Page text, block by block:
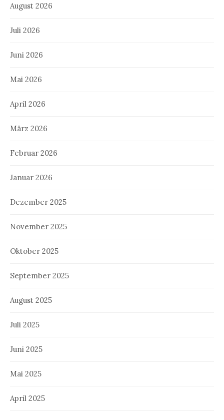
August 2026
Juli 2026
Juni 2026
Mai 2026
April 2026
März 2026
Februar 2026
Januar 2026
Dezember 2025
November 2025
Oktober 2025
September 2025
August 2025
Juli 2025
Juni 2025
Mai 2025
April 2025